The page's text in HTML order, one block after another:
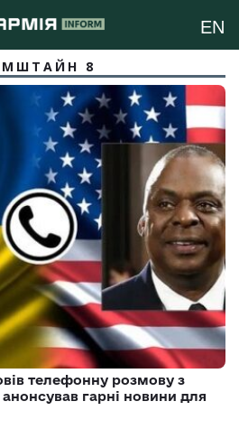
EN
8
телефонну розмову з
гарні новини для